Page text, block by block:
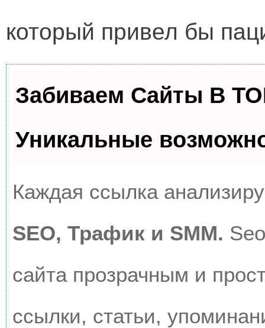
который привел бы
Забиваем Сайты В
Уникальные
Каждая ссылка
SEO, Трафик и SMM.
сайта прозрачным и
ссылки, статьи,